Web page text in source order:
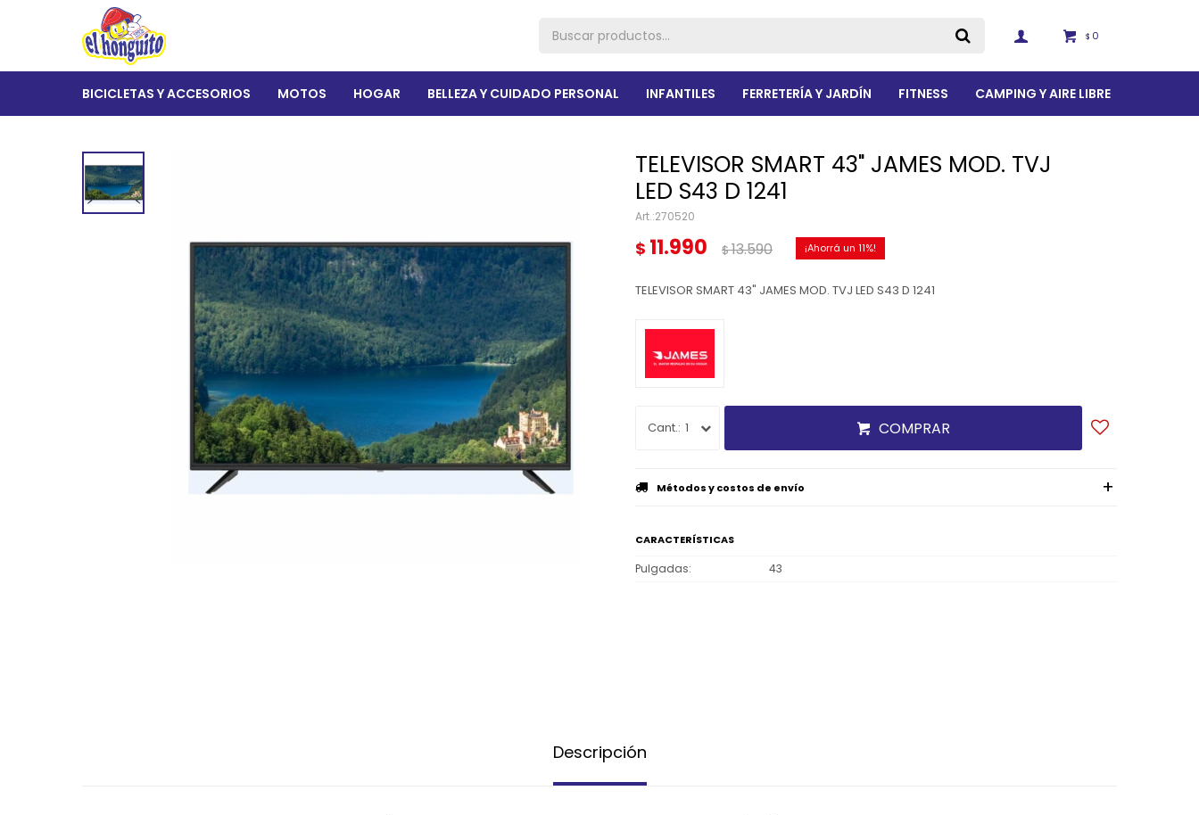
BICICLETAS Y ACCESORIOS MOTOS HOGAR BELLEZA Y CUIDADO PERSONAL INFANTILES FERRETERÍA Y JARDÍN FITNESS CAMPING Y AIRE LIBRE
$ 0
TELEVISOR SMART 43" JAMES MOD. TVJ
LED S43 D 1241
270520
$ 11.990 $13.590 11
TELEVISOR SMART 43" JAMES MOD. TVJ LED S43 D 1241
1 COMPRAR
Métodos y costos de envío
CARACTERÍSTICAS
Pulgadas 43
Descripción